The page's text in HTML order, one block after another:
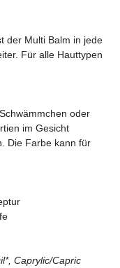
der Multi Balm in jede
Für alle Hauttypen
oder
im Gesicht
Die Farbe kann für
Caprylic/Capric